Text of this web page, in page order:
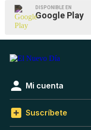
DISPONIBLE EN
Google Play
Mi cuenta
Suscríbete